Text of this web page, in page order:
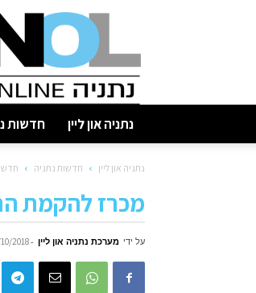
נתניה
נתניה און ליין חדשות
נתניה און ליין חדשות נתניה
מכרז להקמת
על ידי מערכת נתניה און ליין -
2018